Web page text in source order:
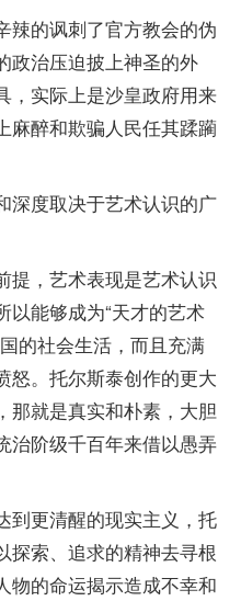
的讽刺了官方教会的伪
政治压迫披上神圣的外
，实际上是沙皇政府用来
麻醉和欺骗人民任其蹂躏
度取决于艺术认识的广
，艺术表现是艺术认识
以能够成为“天才的艺术
的社会生活，而且充满
怒。托尔斯泰创作的更大
那就是真实和朴素，大胆
治阶级千百年来借以愚弄
更清醒的现实主义，托
探索、追求的精神去寻根
物的命运揭示造成不幸和